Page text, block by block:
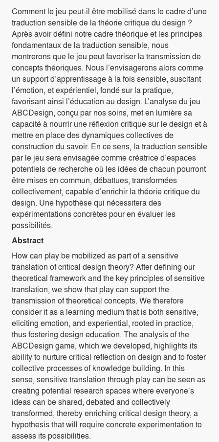
Comment le jeu peut-il être mobilisé dans le cadre d’une
traduction sensible de la théorie critique du design ?
Après avoir défini notre cadre théorique et les principes
fondamentaux de la traduction sensible, nous
montrerons que le jeu peut favoriser la transmission de
concepts théoriques. Nous l’envisagerons alors comme
un support d’apprentissage à la fois sensible, suscitant
l’émotion, et expérientiel, fondé sur la pratique,
favorisant ainsi l’éducation au design. L’analyse du jeu
ABCDesign, conçu par nos soins, met en lumière sa
capacité à nourrir une réflexion critique sur le design et à
mettre en place des dynamiques collectives de
construction du savoir. En ce sens, la traduction sensible
par le jeu sera envisagée comme créatrice d’espaces
potentiels de recherche où les idées de chacun pourront
être mises en commun, débattues, transformées
collectivement, capable d’enrichir la théorie critique du
design. Une hypothèse qui nécessitera des
expérimentations concrètes pour en évaluer les
possibilités.
Abstract
How can play be mobilized as part of a sensitive
translation of critical design theory? After defining our
theoretical framework and the key principles of sensitive
translation, we show that play can support the
transmission of theoretical concepts. We therefore
consider it as a learning medium that is both sensitive,
eliciting emotion, and experiential, rooted in practice,
thus fostering design education. The analysis of the
ABCDesign game, which we developed, highlights its
ability to nurture critical reflection on design and to foster
collective processes of knowledge building. In this
sense, sensitive translation through play can be seen as
creating potential research spaces where everyone’s
ideas can be shared, debated and collectively
transformed, thereby enriching critical design theory, a
hypothesis that will require concrete experimentation to
assess its possibilities.